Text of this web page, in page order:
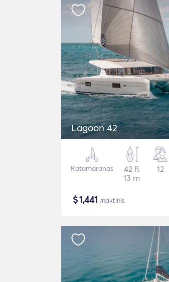
Lagoon 42
Katamaranas
42 ft
13 m
12
$1,441 /naktinis